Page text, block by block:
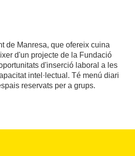
de Manresa, que ofereix cuina
d'un projecte de la Fundació
d'inserció laboral a les
intel·lectual. Té menú diari
reservats per a grups.